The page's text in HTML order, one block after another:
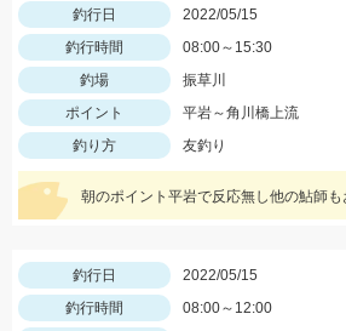
釣行日
2022/05/15
釣行時間
08:00～15:30
釣場
振草川
ポイント
平岩～角川橋上流
釣り方
友釣り
釣行日
2022/05/15
釣行時間
08:00～12:00